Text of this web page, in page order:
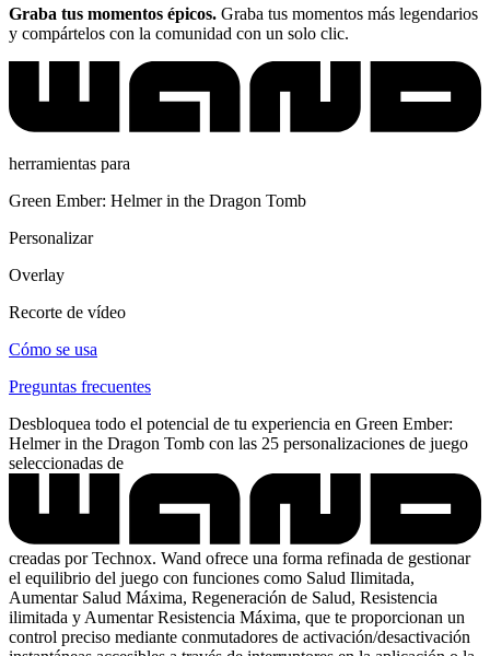
Graba tus momentos épicos. Graba tus momentos más legendarios
y compártelos con la comunidad con un solo clic.
herramientas para
Green Ember: Helmer in the Dragon Tomb
Personalizar
Overlay
Recorte de vídeo
Cómo se usa
Preguntas frecuentes
Desbloquea todo el potencial de tu experiencia en Green Ember:
Helmer in the Dragon Tomb con las 25 personalizaciones de juego
seleccionadas de
creadas por Technox. Wand ofrece una forma refinada de gestionar
el equilibrio del juego con funciones como Salud Ilimitada,
Aumentar Salud Máxima, Regeneración de Salud, Resistencia
ilimitada y Aumentar Resistencia Máxima, que te proporcionan un
control preciso mediante conmutadores de activación/desactivación